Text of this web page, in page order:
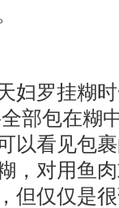
罗挂糊时
部包在糊
以看见包
，对用鱼
但仅仅是